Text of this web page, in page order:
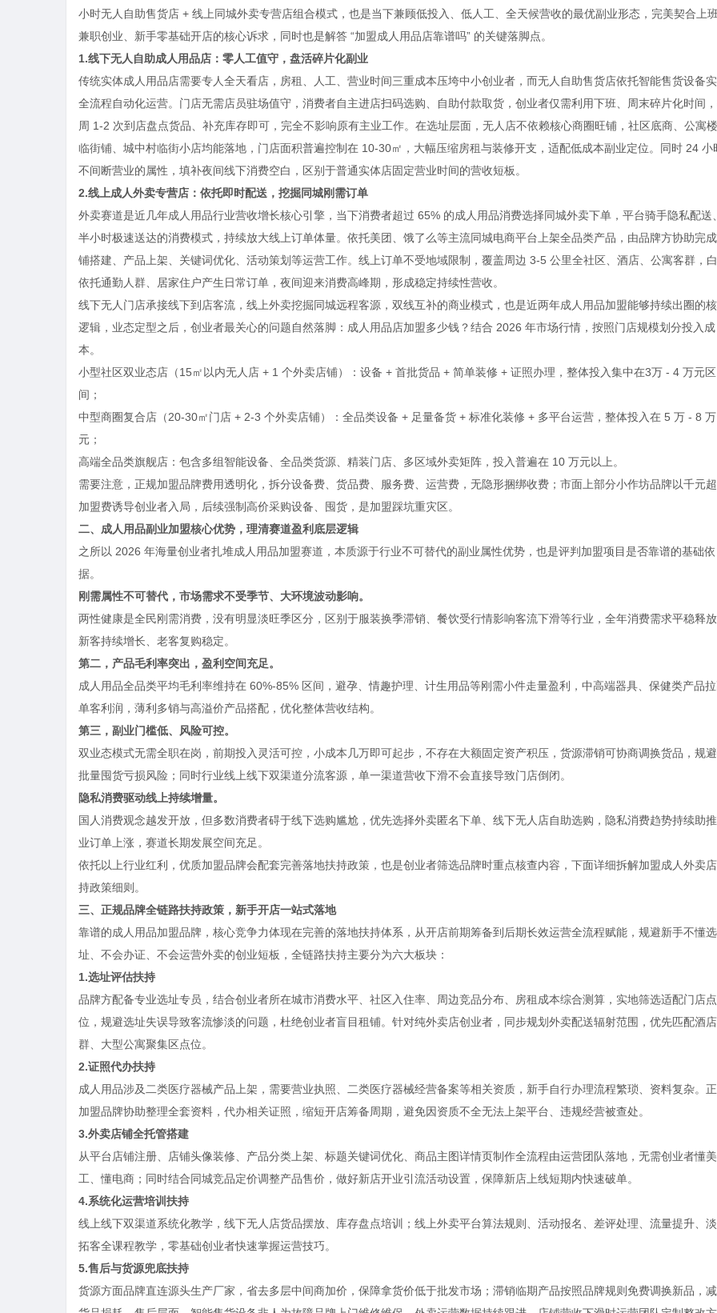
小时无人自助售货店 + 线上同城外卖专营店组合模式，也是当下兼顾低投入、低人工、全天候营收的最优副业形态，完美契合上
兼职创业、新手零基础开店的核心诉求，同时也是解答 “加盟成人用品店靠谱吗” 的关键落脚点。
1.线下无人自助成人用品店：零人工值守，盘活碎片化副业
传统实体成人用品店需要专人全天看店，房租、人工、营业时间三重成本压垮中小创业者，而无人自助售货店依托智能售货设备
全流程自动化运营。门店无需店员驻场值守，消费者自主进店扫码选购、自助付款取货，创业者仅需利用下班、周末碎片化时间
周 1-2 次到店盘点货品、补充库存即可，完全不影响原有主业工作。在选址层面，无人店不依赖核心商圈旺铺，社区底商、公寓
临街铺、城中村临街小店均能落地，门店面积普遍控制在 10-30㎡，大幅压缩房租与装修开支，适配低成本副业定位。同时 24 小
不间断营业的属性，填补夜间线下消费空白，区别于普通实体店固定营业时间的营收短板。
2.线上成人外卖专营店：依托即时配送，挖掘同城刚需订单
外卖赛道是近几年成人用品行业营收增长核心引擎，当下消费者超过 65% 的成人用品消费选择同城外卖下单，平台骑手隐私配送、
半小时极速送达的消费模式，持续放大线上订单体量。依托美团、饿了么等主流同城电商平台上架全品类产品，由品牌方协助完
铺搭建、产品上架、关键词优化、活动策划等运营工作。线上订单不受地域限制，覆盖周边 3-5 公里全社区、酒店、公寓客群，
依托通勤人群、居家住户产生日常订单，夜间迎来消费高峰期，形成稳定持续性营收。
线下无人门店承接线下到店客流，线上外卖挖掘同城远程客源，双线互补的商业模式，也是近两年成人用品加盟能够持续出圈的
逻辑，业态定型之后，创业者最关心的问题自然落脚：成人用品店加盟多少钱？结合 2026 年市场行情，按照门店规模划分投入成
本。
小型社区双业态店（15㎡以内无人店 + 1 个外卖店铺）：设备 + 首批货品 + 简单装修 + 证照办理，整体投入集中在3万 - 4 万元区
间；
中型商圈复合店（20-30㎡门店 + 2-3 个外卖店铺）：全品类设备 + 足量备货 + 标准化装修 + 多平台运营，整体投入在 5 万 - 8 万
元；
高端全品类旗舰店：包含多组智能设备、全品类货源、精装门店、多区域外卖矩阵，投入普遍在 10 万元以上。
需要注意，正规加盟品牌费用透明化，拆分设备费、货品费、服务费、运营费，无隐形捆绑收费；市面上部分小作坊品牌以千元
加盟费诱导创业者入局，后续强制高价采购设备、囤货，是加盟踩坑重灾区。
二、成人用品副业加盟核心优势，理清赛道盈利底层逻辑
之所以 2026 年海量创业者扎堆成人用品加盟赛道，本质源于行业不可替代的副业属性优势，也是评判加盟项目是否靠谱的基础依
据。
刚需属性不可替代，市场需求不受季节、大环境波动影响。
两性健康是全民刚需消费，没有明显淡旺季区分，区别于服装换季滞销、餐饮受行情影响客流下滑等行业，全年消费需求平稳释放
新客持续增长、老客复购稳定。
第二，产品毛利率突出，盈利空间充足。
成人用品全品类平均毛利率维持在 60%-85% 区间，避孕、情趣护理、计生用品等刚需小件走量盈利，中高端器具、保健类产品
单客利润，薄利多销与高溢价产品搭配，优化整体营收结构。
第三， 副业门槛低、风险可控。
双业态模式无需全职在岗，前期投入灵活可控，小成本几万即可起步，不存在大额固定资产积压，货源滞销可协商调换货品，规
批量囤货亏损风险；同时行业线上线下双渠道分流客源，单一渠道营收下滑不会直接导致门店倒闭。
隐私消费驱动线上持续增量。
国人消费观念越发开放，但多数消费者碍于线下选购尴尬，优先选择外卖匿名下单、线下无人店自助选购，隐私消费趋势持续助
业订单上涨，赛道长期发展空间充足。
依托以上行业红利，优质加盟品牌会配套完善落地扶持政策，也是创业者筛选品牌时重点核查内容，下面详细拆解加盟成人外卖
持政策细则。
三、正规品牌全链路扶持政策，新手开店一站式落地
靠谱的成人用品加盟品牌，核心竞争力体现在完善的落地扶持体系，从开店前期筹备到后期长效运营全流程赋能，规避新手不懂选
址、不会办证、不会运营外卖的创业短板，全链路扶持主要分为六大板块：
1.选址评估扶持
品牌方配备专业选址专员，结合创业者所在城市消费水平、社区入住率、周边竞品分布、房租成本综合测算，实地筛选适配门店点
位，规避选址失误导致客流惨淡的问题，杜绝创业者盲目租铺。针对纯外卖店创业者，同步规划外卖配送辐射范围，优先匹配酒
群、大型公寓聚集区点位。
2.证照代办扶持
成人用品涉及二类医疗器械产品上架，需要营业执照、二类医疗器械经营备案等相关资质，新手自行办理流程繁琐、资料复杂。
加盟品牌协助整理全套资料，代办相关证照，缩短开店筹备周期，避免因资质不全无法上架平台、违规经营被查处。
3.外卖店铺全托管搭建
从平台店铺注册、店铺头像装修、产品分类上架、标题关键词优化、商品主图详情页制作全流程由运营团队落地，无需创业者懂美
工、懂电商；同时结合同城竞品定价调整产品售价，做好新店开业引流活动设置，保障新店上线短期内快速破单。
4.系统化运营培训扶持
线上线下双渠道系统化教学，线下无人店货品摆放、库存盘点培训；线上外卖平台算法规则、活动报名、差评处理、流量提升、
拓客全课程教学，零基础创业者快速掌握运营技巧。
5.售后与货源兜底扶持
货源方面品牌直连源头生产厂家，省去多层中间商加价，保障拿货价低于批发市场；滞销临期产品按照品牌规则免费调换新品，